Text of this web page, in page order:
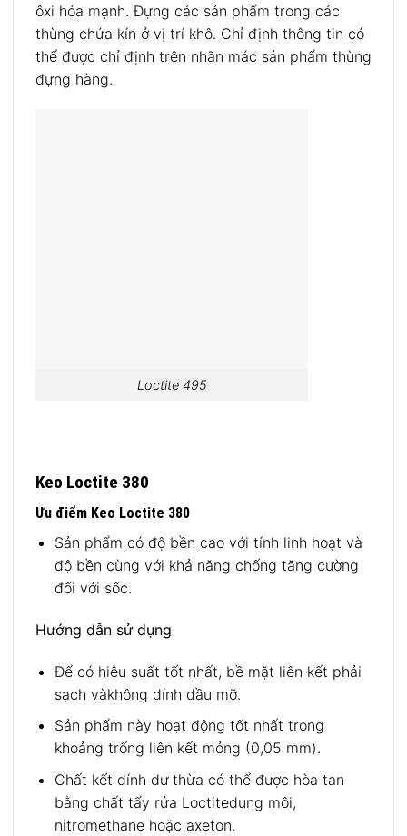
ôxi hóa mạnh. Đựng các sản phẩm trong các
thùng chứa kín ở vị trí khô. Chỉ định thông tin có
thể được chỉ định trên nhãn mác sản phẩm thùng
đựng hàng.
Loctite 495
Keo Loctite 380
Ưu điểm Keo Loctite 380
Sản phẩm có độ bền cao với tính linh hoạt và
độ bền cùng với khả năng chống tăng cường
đối với sốc.
Hướng dẫn sử dụng
Để có hiệu suất tốt nhất, bề mặt liên kết phải
sạch vàkhông dính dầu mỡ.
Sản phẩm này hoạt động tốt nhất trong
khoảng trống liên kết mỏng (0,05 mm).
Chất kết dính dư thừa có thể được hòa tan
bằng chất tẩy rửa Loctitedung môi,
nitromethane hoặc axeton.